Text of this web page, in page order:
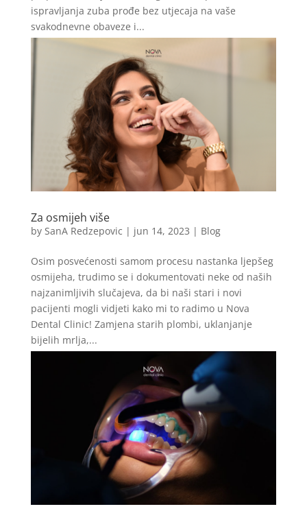
ispravljanja zuba prođe bez utjecaja na vaše
svakodnevne obaveze i...
Za osmijeh više
by SanA Redzepovic | jun 14, 2023 | Blog
Osim posvećenosti samom procesu nastanka ljepšeg
osmijeha, trudimo se i dokumentovati neke od naših
najzanimljivih slučajeva, da bi naši stari i novi
pacijenti mogli vidjeti kako mi to radimo u Nova
Dental Clinic! Zamjena starih plombi, uklanjanje
bijelih mrlja,...